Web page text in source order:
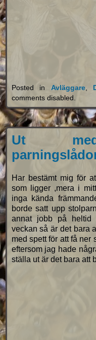
Posted in Avläggare,
comments disabled
Ut
Har bestämt mig för
som ligger ,mera i
inga kända
borde satt upp
annat jobb på heltid
veckan så är det bara
med spett för att få ner
eftersom jag hade
ställa ut är det bara att